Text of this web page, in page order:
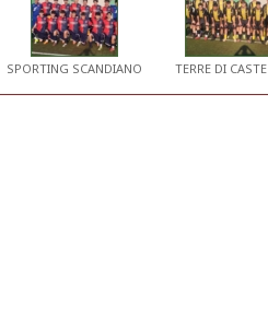
SPORTING SCANDIANO TERRE DI